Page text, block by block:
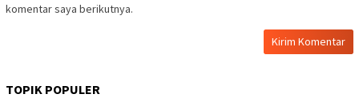
komentar saya berikutnya.
TOPIK POPULER